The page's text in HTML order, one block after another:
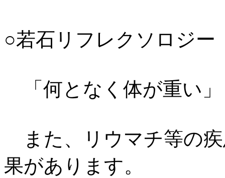
○若石リフレクソロ
「何となく体が重い
また、リウマチ等の
果があります。